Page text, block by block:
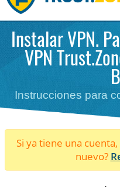
Instalar VPN.
VPN
Instrucciones para
Si ya tiene una
nuevo?